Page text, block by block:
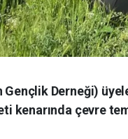
Gençlik Derneği)
kenarında çevre